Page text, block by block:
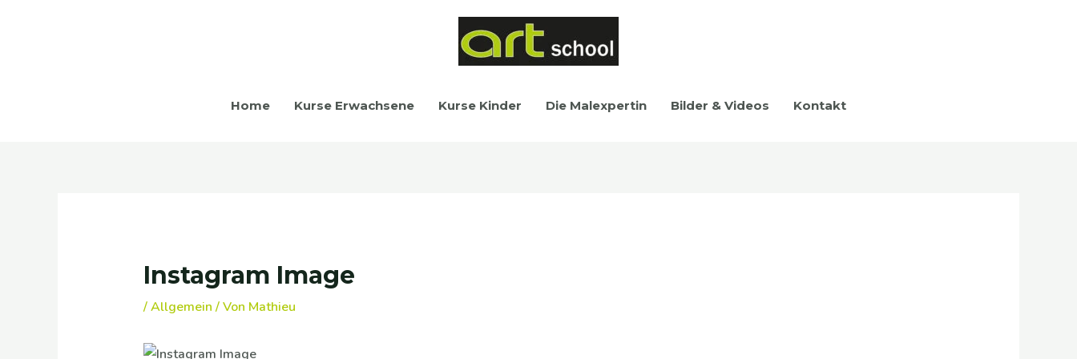
Home Kurse Erwachsene Kurse Kinder Die Malexpertin Bilder & Videos Kontakt
Instagram Image
/Allgemein / Von Mathieu